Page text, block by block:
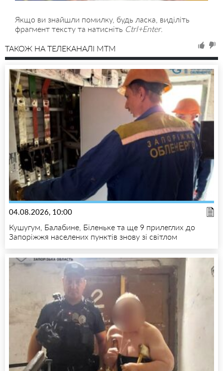
Якщо ви знайшли помилку, будь ласка, виділіть
фрагмент тексту та натисніть Ctrl+Enter.
ТАКОЖ НА ТЕЛЕКАНАЛІ MTM
04.08.2026, 10:00
Кушугум, Балабине, Біленьке та ще 9 прилеглих до
Запоріжжя населених пунктів знову зі світлом